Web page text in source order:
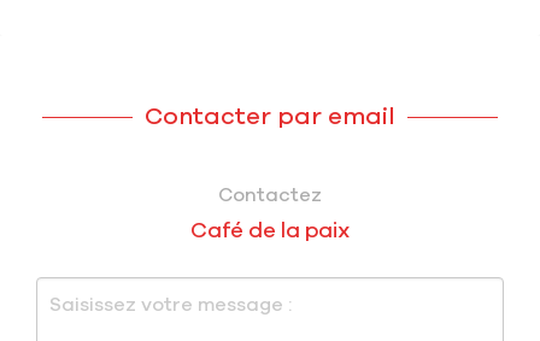
Contacter par email
Contactez
Café de la paix